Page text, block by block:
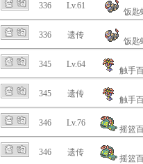
336 Lv.61
饭匙
336 遗传
饭匙
345 Lv.64
触手
345 遗传
触手
346 Lv.76
摇篮
346 遗传
摇篮